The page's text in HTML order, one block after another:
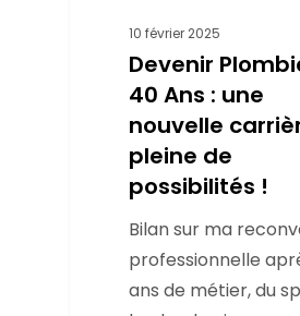
10 février 2025
Devenir
40 Ans : une
nouvelle
pleine de
possibilités !
Bilan sur ma
professionnelle
ans de métier, du